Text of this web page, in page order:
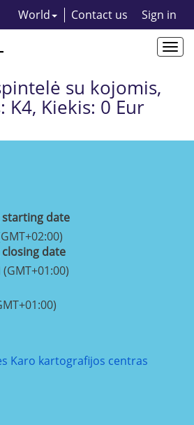
World Contact us Sign in
su kojomis,
K4, Kiekis: 0 Eur
date
date
Karo kartografijos centras